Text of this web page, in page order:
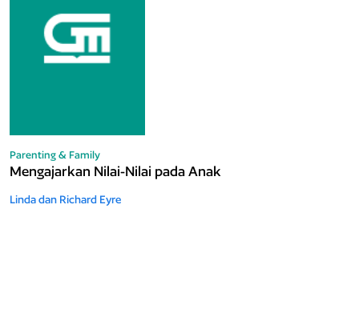
Parenting & Family
Mengajarkan Nilai-Nilai pada Anak
Linda dan Richard Eyre